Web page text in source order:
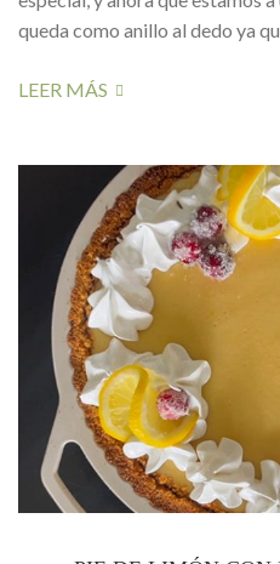
queda como anillo al dedo ya
LEER MÁS